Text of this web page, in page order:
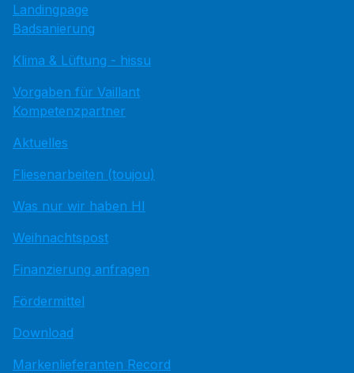
Landingpage
Badsanierung
Klima & Lüftung - hissu
Vorgaben für Vaillant
Kompetenzpartner
Aktuelles
Fliesenarbeiten (toujou)
Was nur wir haben HI
Weihnachtspost
Finanzierung anfragen
Fördermittel
Download
Markenlieferanten Record